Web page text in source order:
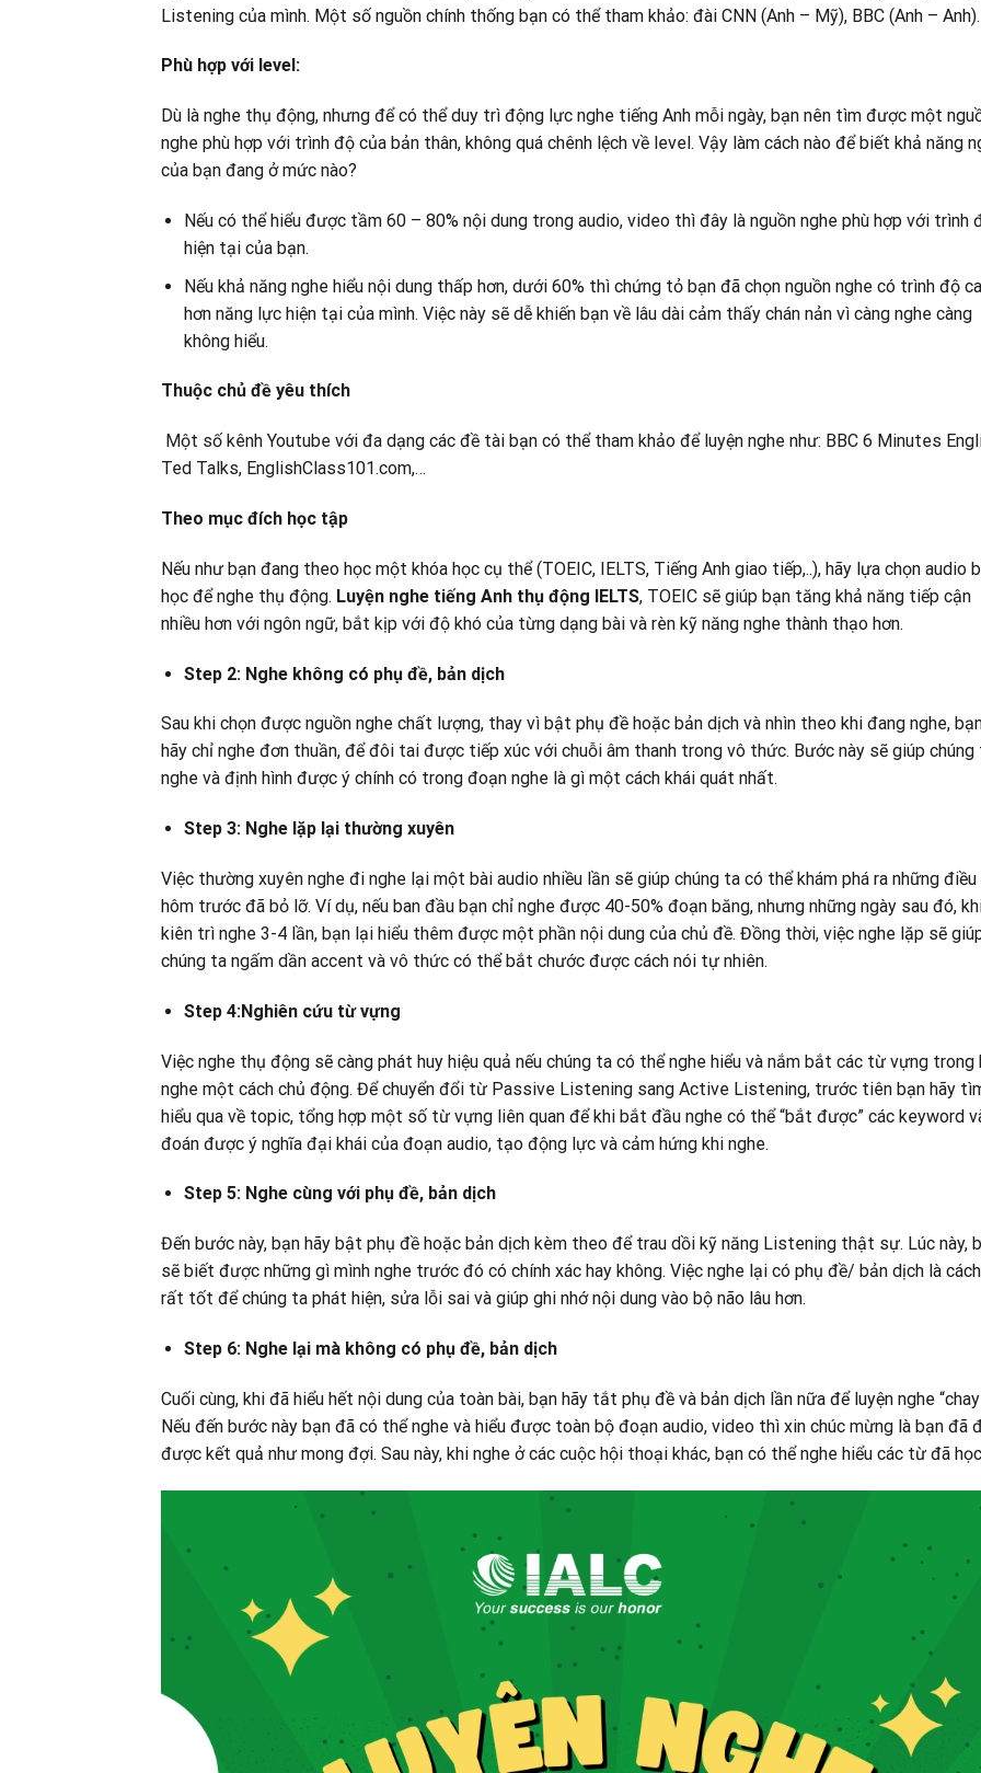
Listening của mình. Một số nguồn chính thống bạn có thể tham khảo: đài CNN (Anh – Mỹ), BBC (Anh – Anh).
Phù hợp với level:
Dù là nghe thụ động, nhưng để có thể duy trì động lực nghe tiếng Anh mỗi ngày, bạn nên tìm được một
nghe phù hợp với trình độ của bản thân, không quá chênh lệch về level. Vậy làm cách nào để biết khả năng
của bạn đang ở mức nào?
Nếu có thể hiểu được tầm 60 – 80% nội dung trong audio, video thì đây là nguồn nghe phù hợp với trình
hiện tại của bạn.
Nếu khả năng nghe hiểu nội dung thấp hơn, dưới 60% thì chứng tỏ bạn đã chọn nguồn nghe có trình độ
hơn năng lực hiện tại của mình. Việc này sẽ dễ khiến bạn về lâu dài cảm thấy chán nản vì càng nghe càng
không hiểu.
Thuộc chủ đề yêu thích
Một số kênh Youtube với đa dạng các đề tài bạn có thể tham khảo để luyện nghe như: BBC 6 Minutes
Ted Talks, EnglishClass101.com,…
Theo mục đích học tập
Nếu như bạn đang theo học một khóa học cụ thể (TOEIC, IELTS, Tiếng Anh giao tiếp,..), hãy lựa chọn audio
học để nghe thụ động. Luyện nghe tiếng Anh thụ động IELTS, TOEIC sẽ giúp bạn tăng khả năng tiếp cận
nhiều hơn với ngôn ngữ, bắt kịp với độ khó của từng dạng bài và rèn kỹ năng nghe thành thạo hơn.
Step 2: Nghe không có phụ đề, bản dịch
Sau khi chọn được nguồn nghe chất lượng, thay vì bật phụ đề hoặc bản dịch và nhìn theo khi đang nghe,
hãy chỉ nghe đơn thuần, để đôi tai được tiếp xúc với chuỗi âm thanh trong vô thức. Bước này sẽ giúp chúng
nghe và định hình được ý chính có trong đoạn nghe là gì một cách khái quát nhất.
Step 3: Nghe lặp lại thường xuyên
Việc thường xuyên nghe đi nghe lại một bài audio nhiều lần sẽ giúp chúng ta có thể khám phá ra những điều
hôm trước đã bỏ lỡ. Ví dụ, nếu ban đầu bạn chỉ nghe được 40-50% đoạn băng, nhưng những ngày sau đó,
kiên trì nghe 3-4 lần, bạn lại hiểu thêm được một phần nội dung của chủ đề. Đồng thời, việc nghe lặp sẽ
chúng ta ngấm dần accent và vô thức có thể bắt chước được cách nói tự nhiên.
Step 4:Nghiên cứu từ vựng
Việc nghe thụ động sẽ càng phát huy hiệu quả nếu chúng ta có thể nghe hiểu và nắm bắt các từ vựng trong
nghe một cách chủ động. Để chuyển đổi từ Passive Listening sang Active Listening, trước tiên bạn hãy
hiểu qua về topic, tổng hợp một số từ vựng liên quan để khi bắt đầu nghe có thể “bắt được” các keyword
đoán được ý nghĩa đại khái của đoạn audio, tạo động lực và cảm hứng khi nghe.
Step 5: Nghe cùng với phụ đề, bản dịch
Đến bước này, bạn hãy bật phụ đề hoặc bản dịch kèm theo để trau dồi kỹ năng Listening thật sự. Lúc này,
sẽ biết được những gì mình nghe trước đó có chính xác hay không. Việc nghe lại có phụ đề/ bản dịch là cách
rất tốt để chúng ta phát hiện, sửa lỗi sai và giúp ghi nhớ nội dung vào bộ não lâu hơn.
Step 6: Nghe lại mà không có phụ đề, bản dịch
Cuối cùng, khi đã hiểu hết nội dung của toàn bài, bạn hãy tắt phụ đề và bản dịch lần nữa để luyện nghe
Nếu đến bước này bạn đã có thể nghe và hiểu được toàn bộ đoạn audio, video thì xin chúc mừng là bạn đã
được kết quả như mong đợi. Sau này, khi nghe ở các cuộc hội thoại khác, bạn có thể nghe hiểu các từ đã